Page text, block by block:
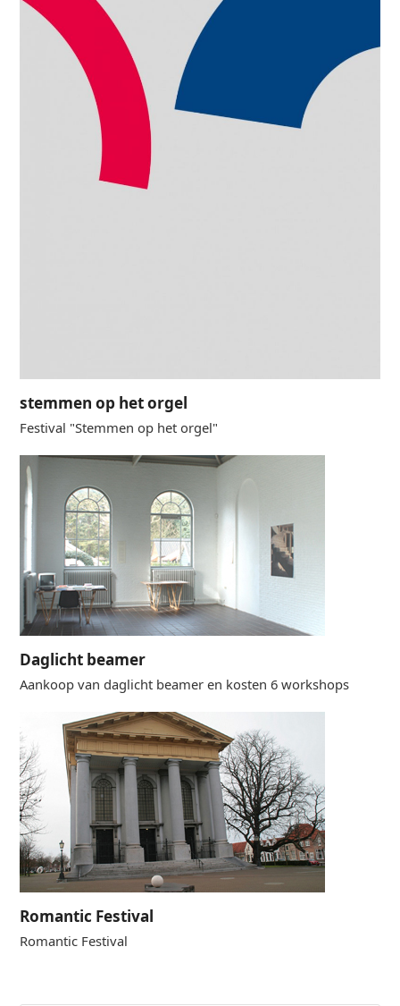
stemmen op het orgel
Festival "Stemmen op het orgel"
Daglicht beamer
Aankoop van daglicht beamer en kosten 6 workshops
Romantic Festival
Romantic Festival